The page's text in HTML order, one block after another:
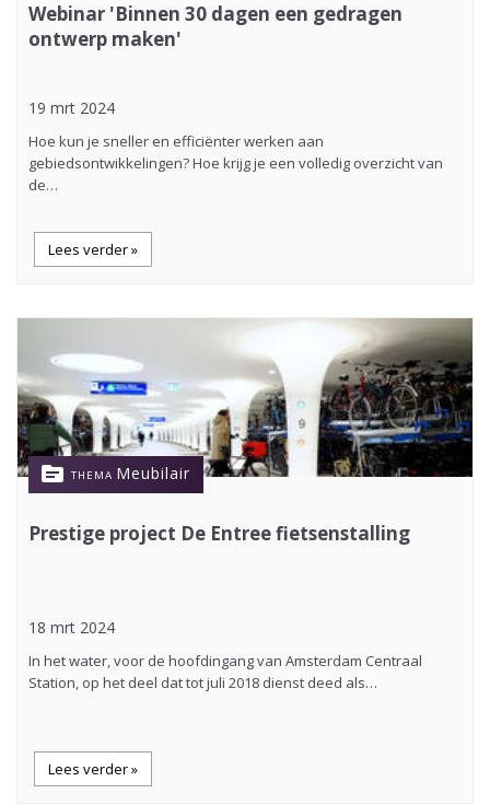
Webinar 'Binnen 30 dagen een gedragen
ontwerp maken'
19 mrt 2024
Hoe kun je sneller en efficiënter werken aan
gebiedsontwikkelingen? Hoe krijg je een volledig overzicht van
de…
Lees verder »
topic THEMA Meubilair
Prestige project De Entree fietsenstalling
18 mrt 2024
In het water, voor de hoofdingang van Amsterdam Centraal
Station, op het deel dat tot juli 2018 dienst deed als…
Lees verder »